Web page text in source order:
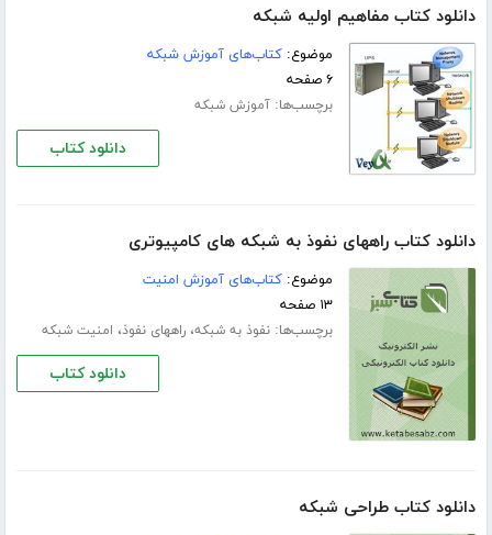
دانلود کتاب مفاهیم اولیه شبکه
موضوع:کتاب‌های آموزش شبکه
۶ صفحه
برچسب‌ها:آموزش شبکه
دانلود کتاب
دانلود کتاب راههای نفوذ به شبکه های کامپیوتری
موضوع:کتاب‌های آموزش امنیت
۱۳ صفحه
برچسب‌ها:نفوذ به شبکه،راههای نفوذ، امنیت شبکه
دانلود کتاب
دانلود کتاب طراحی شبکه